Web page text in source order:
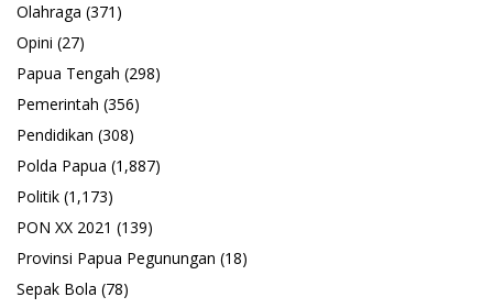
Olahraga (371)
Opini (27)
Papua Tengah (298)
Pemerintah (356)
Pendidikan (308)
Polda Papua (1,887)
Politik (1,173)
PON XX 2021 (139)
Provinsi Papua Pegunungan (18)
Sepak Bola (78)